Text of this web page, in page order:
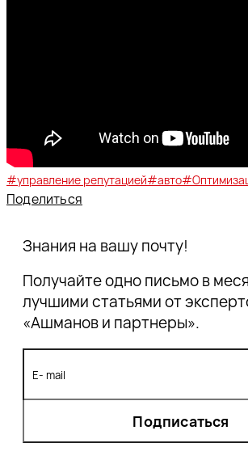
#управление репутацией#авто
Поделиться
Знания на вашу почту!
Получайте одно письмо в
лучшими статьями от
«Ашманов и партнеры».
Подписаться